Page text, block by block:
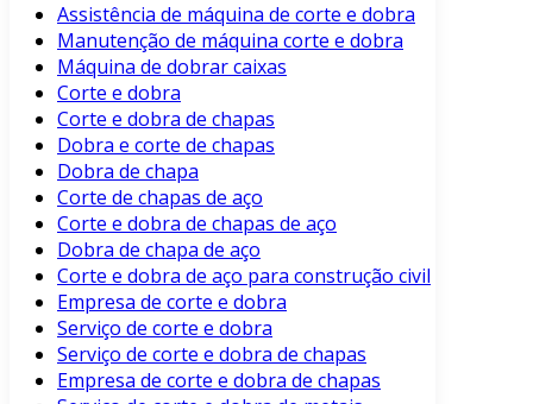
Assistência de máquina de corte e dobra
Manutenção de máquina corte e dobra
Máquina de dobrar caixas
Corte e dobra
Corte e dobra de chapas
Dobra e corte de chapas
Dobra de chapa
Corte de chapas de aço
Corte e dobra de chapas de aço
Dobra de chapa de aço
Corte e dobra de aço para construção civil
Empresa de corte e dobra
Serviço de corte e dobra
Serviço de corte e dobra de chapas
Empresa de corte e dobra de chapas